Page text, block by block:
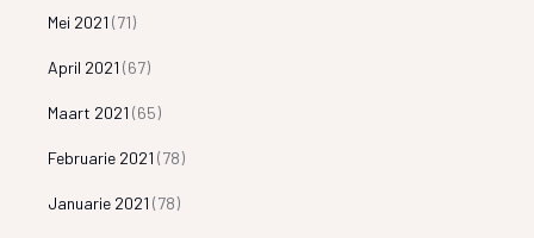
Mei 2021 (71)
April 2021 (67)
Maart 2021 (65)
Februarie 2021 (78)
Januarie 2021 (78)